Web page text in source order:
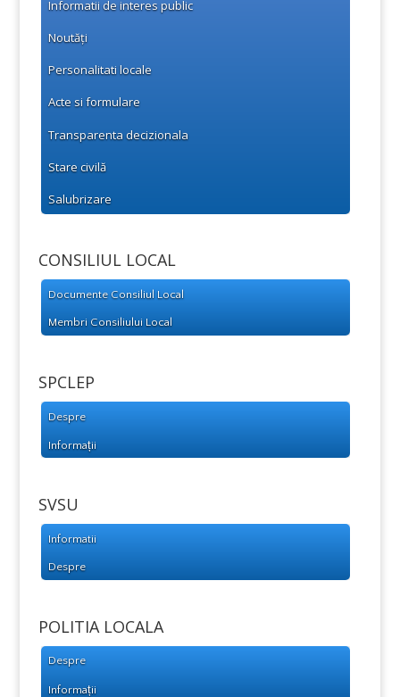
Informatii de interes public
Noutăți
Personalitati locale
Acte si formulare
Transparenta decizionala
Stare civilă
Salubrizare
CONSILIUL LOCAL
Documente Consiliul Local
Membri Consiliului Local
SPCLEP
Despre
Informații
SVSU
Informatii
Despre
POLITIA LOCALA
Despre
Informații